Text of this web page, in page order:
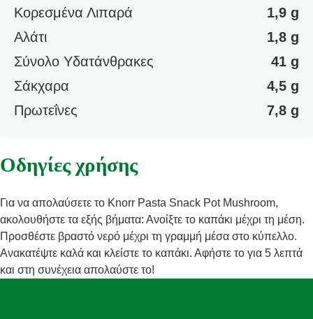
Κορεσμένα Λιπαρά
1,9 g
Αλάτι
1,8 g
Σύνολο Υδατάνθρακες
41 g
Σάκχαρα
4,5 g
Πρωτεΐνες
7,8 g
Οδηγίες χρήσης
Για να απολαύσετε το Knorr Pasta Snack Pot Mushroom,
ακολουθήστε τα εξής βήματα: Ανοίξτε το καπάκι μέχρι τη μέση.
Προσθέστε βραστό νερό μέχρι τη γραμμή μέσα στο κύπελλο.
Ανακατέψτε καλά και κλείστε το καπάκι. Αφήστε το για 5 λεπτά
και στη συνέχεια απολαύστε το!